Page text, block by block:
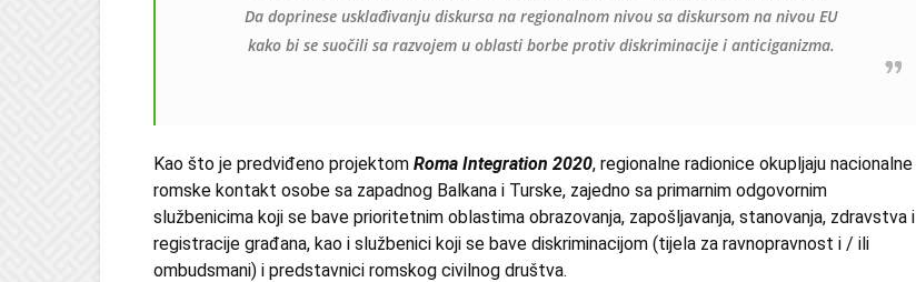
Da doprinese usklađivanju diskursa na regionalnom nivou sa diskursom na nivou EU
kako bi se suočili sa razvojem u oblasti borbe protiv diskriminacije i anticiganizma.
Kao što je predviđeno projektom Roma Integration 2020, regionalne radionice okupljaju nacionalne
romske kontakt osobe sa zapadnog Balkana i Turske, zajedno sa primarnim odgovornim
službenicima koji se bave prioritetnim oblastima obrazovanja, zapošljavanja, stanovanja, zdravstva i
registracije građana, kao i službenici koji se bave diskriminacijom (tijela za ravnopravnost i / ili
ombudsmani) i predstavnici romskog civilnog društva.